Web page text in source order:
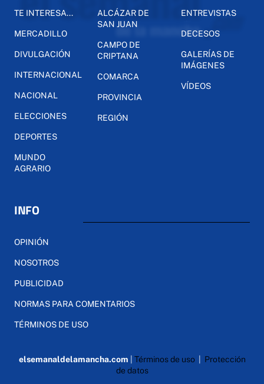
TE INTERESA...
MERCADILLO
DIVULGACIÓN
INTERNACIONAL
NACIONAL
ELECCIONES
DEPORTES
MUNDO
AGRARIO
ALCÁZAR DE
SAN JUAN
CAMPO DE
CRIPTANA
COMARCA
PROVINCIA
REGIÓN
ENTREVISTAS
DECESOS
GALERÍAS DE
IMÁGENES
VÍDEOS
INFO
OPINIÓN
NOSOTROS
PUBLICIDAD
NORMAS PARA COMENTARIOS
TÉRMINOS DE USO
elsemanaldelamancha.com Términos de uso| Protección
de datos